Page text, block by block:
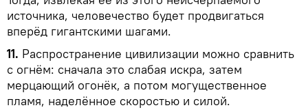
источника, человечество будет продвигаться
вперёд гигантскими шагами.
11. Распространение цивилизации можно сравнить
с огнём: сначала это слабая искра, затем
мерцающий огонёк, а потом могущественное
пламя, наделённое скоростью и силой.